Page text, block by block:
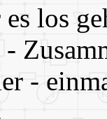
los
-